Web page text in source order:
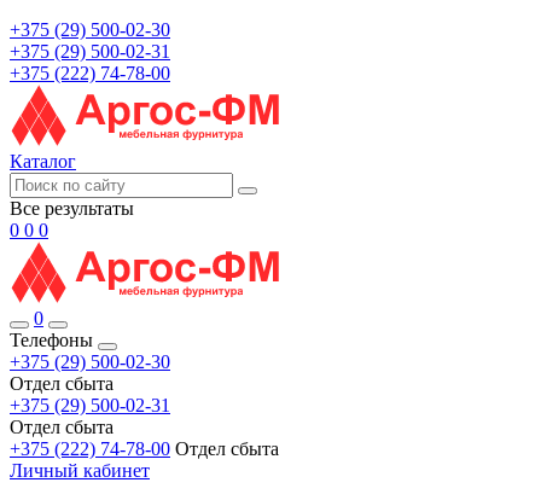
+375 (29) 500-02-30
+375 (29) 500-02-31
+375 (222) 74-78-00
Каталог
Все результаты
0 0 0
0
Телефоны
+375 (29) 500-02-30
Отдел сбыта
+375 (29) 500-02-31
Отдел сбыта
+375 (222) 74-78-00 Отдел сбыта
Личный кабинет